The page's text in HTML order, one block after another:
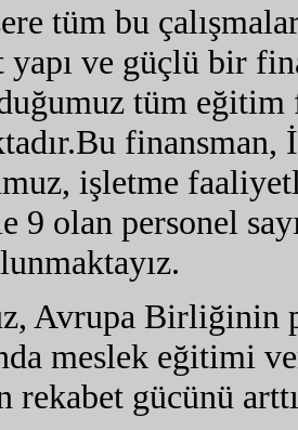
tüm bu
ve güçlü bir
tüm eğitim
işletme
9 olan personel
Avrupa Birliğinin
meslek eğitimi
rekabet gücünü